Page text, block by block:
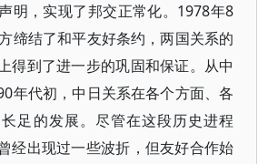
明，实现了邦交正常化。1978年8
缔结了和平友好条约，两国关系的
得到了进一步的巩固和保证。从中
年代初，中日关系在各个方面、各
足的发展。尽管在这段历史进程
经出现过一些波折，但友好合作始